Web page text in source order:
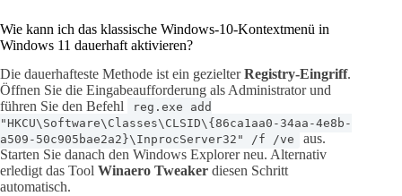
Wie kann ich das klassische Windows-10-Kontextmenü in
Windows 11 dauerhaft aktivieren?
Die dauerhafteste Methode ist ein gezielterRegistry-Eingriff.
Öffnen Sie die Eingabeaufforderung als Administrator und
führen Sie den Befehl
reg.exe add
"HKCU\Software\Classes\CLSID\{86ca1aa0-34aa-4e8b-
a509-50c905bae2a2}\InprocServer32" /f /ve
aus.
Starten Sie danach den Windows Explorer neu. Alternativ
erledigt das Tool Winaero Tweaker diesen Schritt
automatisch.